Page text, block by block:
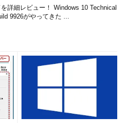
詳細レビュー！ Windows 10 Technical
9926がやってきた ...